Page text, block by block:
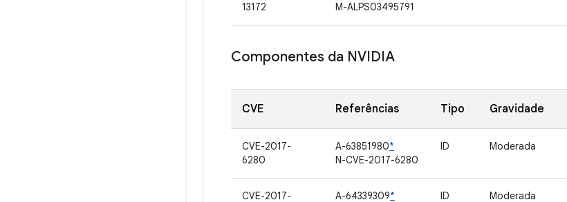
13172
M-ALPS03495791
Componentes da NVIDIA
CVE Referências Tipo Gravidade
CVE-2017-
6280
A-63851980*
N-CVE-2017-6280
ID Moderada
CVE-2017- A-64339309* ID Moderada